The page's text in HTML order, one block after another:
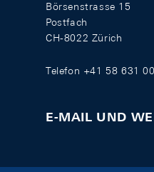
Börsenstrasse 15
Postfach
CH-8022 Zürich
Telefon +41 58 631
E-MAIL UND